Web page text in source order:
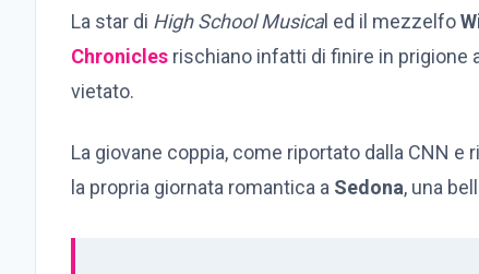
La star di High School Musical ed il mezzelfo
Chronicles rischiano infatti di finire in prigione
vietato.
La giovane coppia, come riportato dalla CNN e
la propria giornata romantica a Sedona, una